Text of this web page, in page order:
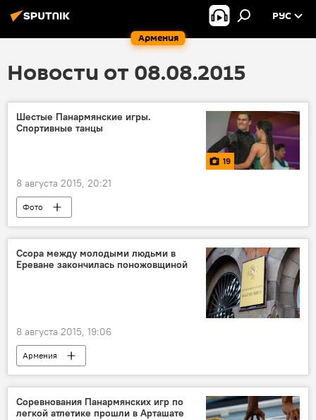
Армения
РУС
Новости от 08.08.2015
Шестые Панармянские игры.
Спортивные танцы
19
8 августа 2015, 20:21
Фото
Ссора между молодыми людьми в
Ереване закончилась поножовщиной
8 августа 2015, 19:06
Армения
Соревнования Панармянских игр по
легкой атлетике прошли в Арташате